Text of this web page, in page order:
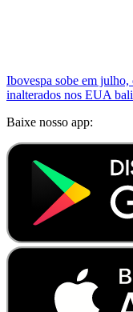
Ibovespa sobe em
inalterados nos EUA
Baixe nosso app: